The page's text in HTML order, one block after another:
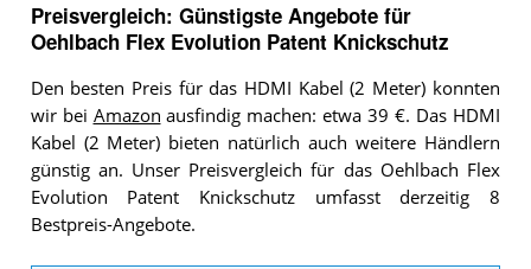
Preisvergleich: Günstigste Angebote für
Oehlbach Flex Evolution Patent Knickschutz
Den besten Preis für das HDMI Kabel (2 Meter) konnten
wir bei Amazon ausfindig machen: etwa 39 €. Das HDMI
Kabel (2 Meter) bieten natürlich auch weitere Händlern
günstig an. Unser Preisvergleich für das Oehlbach Flex
Evolution Patent Knickschutz umfasst derzeitig 8
Bestpreis-Angebote.